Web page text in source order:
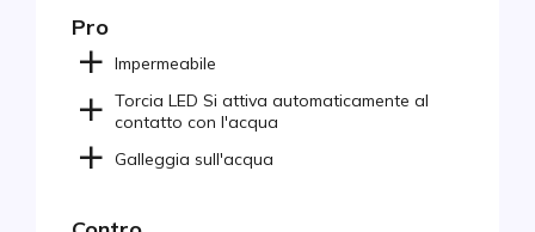
Pro
Impermeabile
Torcia LED Si attiva automaticamente al
contatto con l'acqua
Galleggia sull'acqua